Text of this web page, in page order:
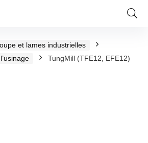
et lames industrielles
TungMill (TFE12, EFE12)